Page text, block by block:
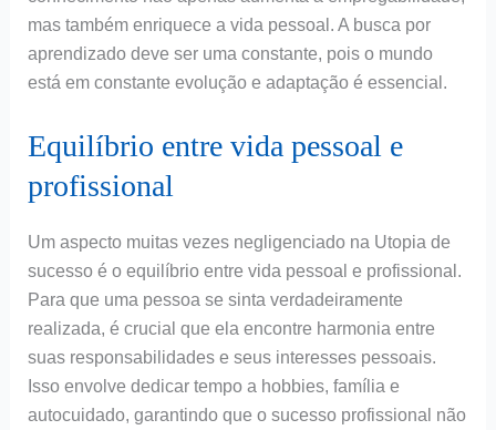
mas também enriquece a vida pessoal. A busca por
aprendizado deve ser uma constante, pois o mundo
está em constante evolução e adaptação é essencial.
Equilíbrio entre vida pessoal e
profissional
Um aspecto muitas vezes negligenciado na Utopia de
sucesso é o equilíbrio entre vida pessoal e profissional.
Para que uma pessoa se sinta verdadeiramente
realizada, é crucial que ela encontre harmonia entre
suas responsabilidades e seus interesses pessoais.
Isso envolve dedicar tempo a hobbies, família e
autocuidado, garantindo que o sucesso profissional não